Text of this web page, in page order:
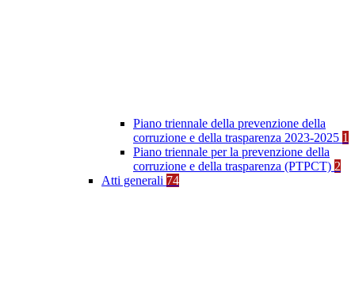
Piano triennale della prevenzione della
corruzione e della trasparenza 2023-2025 1
Piano triennale per la prevenzione della
corruzione e della trasparenza (PTPCT) 2
Atti generali 74